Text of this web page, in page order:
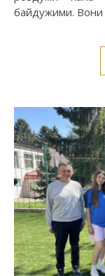
байдужими. Вони